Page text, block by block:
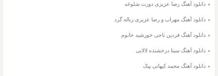
دانلود آهنگ رضا عزیزی دورت شلوغه
دانلود آهنگ مهراب و رضا عزیزی زباله گرد
دانلود آهنگ فردین ناجی خورشید خانوم
دانلود آهنگ سینا درخشنده لالایی
دانلود آهنگ محمد کیهانی پیک